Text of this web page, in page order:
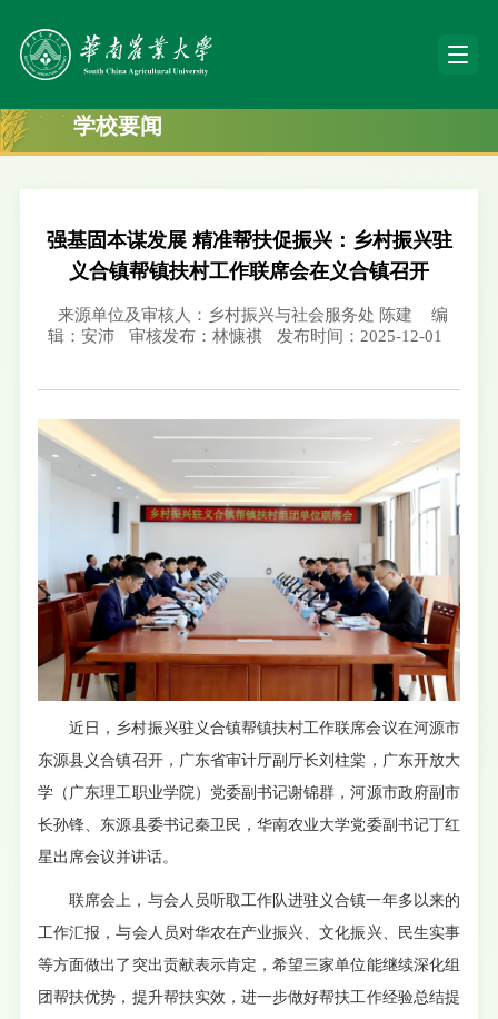
学校要闻
强基固本谋发展 精准帮扶促振兴：乡村振兴驻
义合镇帮镇扶村工作联席会在义合镇召开
来源单位及审核人：乡村振兴与社会服务处 陈建
编
辑：安沛
审核发布：林慷祺 发布时间：2025-12-01
近日，乡村振兴驻义合镇帮镇扶村工作联席会议在河源市
东源县义合镇召开，广东省审计厅副厅长刘柱棠，广东开放大
学（广东理工职业学院）党委副书记谢锦群，河源市政府副市
长孙锋、东源县委书记秦卫民，华南农业大学党委副书记丁红
星出席会议并讲话。
联席会上，与会人员听取工作队进驻义合镇一年多以来的
工作汇报，与会人员对华农在产业振兴、文化振兴、民生实事
等方面做出了突出贡献表示肯定，希望三家单位能继续深化组
团帮扶优势，提升帮扶实效，进一步做好帮扶工作经验总结提